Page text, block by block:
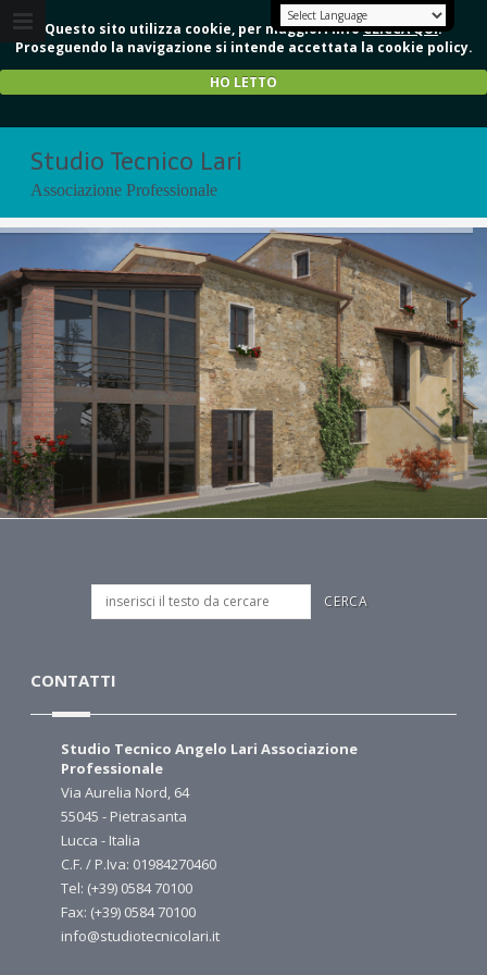
Questo sito utilizza cookie, per maggiori infoCLICCA QUI.
Proseguendo la navigazione si intende accettata la cookie policy.
HO LETTO
Studio Tecnico Lari
Associazione Professionale
CONTATTI
Studio Tecnico Angelo Lari Associazione
Professionale
Via Aurelia Nord, 64
55045 - Pietrasanta
Lucca - Italia
C.F. / P.Iva: 01984270460
Tel: (+39) 0584 70100
Fax: (+39) 0584 70100
info@studiotecnicolari.it